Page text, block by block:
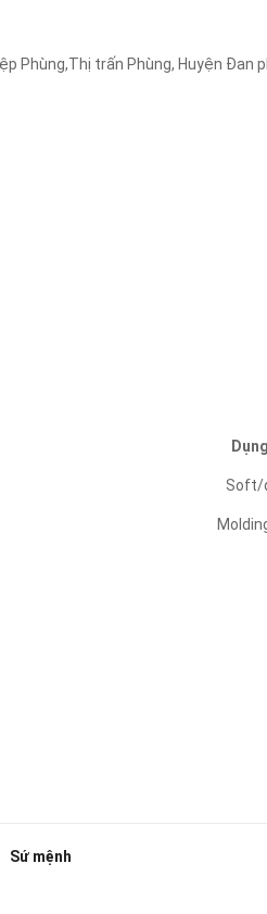
Phùng,Thị trấn Phùng, Huyện Đan
Soft/
Sứ mệnh